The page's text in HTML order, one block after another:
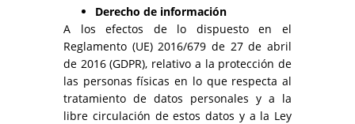
Derecho de información
A los efectos de lo dispuesto en el
Reglamento (UE) 2016/679 de 27 de abril
de 2016 (GDPR), relativo a la protección de
las personas físicas en lo que respecta al
tratamiento de datos personales y a la
libre circulación de estos datos y a la Ley